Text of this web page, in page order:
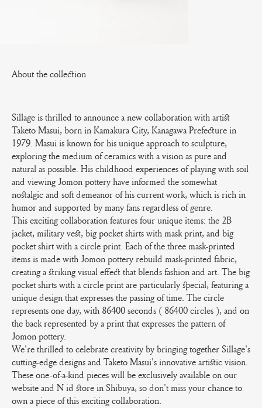
About the collection
Sillage is thrilled to announce a new collaboration with artist
Taketo Masui, born in Kamakura City, Kanagawa Prefecture in
1979. Masui is known for his unique approach to sculpture,
exploring the medium of ceramics with a vision as pure and
natural as possible. His childhood experiences of playing with soil
and viewing Jomon pottery have informed the somewhat
nostalgic and soft demeanor of his current work, which is rich in
humor and supported by many fans regardless of genre.
This exciting collaboration features four unique items: the 2B
jacket, military vest, big pocket shirts with mask print, and big
pocket shirt with a circle print. Each of the three mask-printed
items is made with Jomon pottery rebuild mask-printed fabric,
creating a striking visual effect that blends fashion and art. The big
pocket shirts with a circle print are particularly special, featuring a
unique design that expresses the passing of time. The circle
represents one day, with 86400 seconds ( 86400 circles ), and on
the back represented by a print that expresses the pattern of
Jomon pottery.
We're thrilled to celebrate creativity by bringing together Sillage's
cutting-edge designs and Taketo Masui's innovative artistic vision.
These one-of-a-kind pieces will be exclusively available on our
website and N id store in Shibuya, so don't miss your chance to
own a piece of this exciting collaboration.